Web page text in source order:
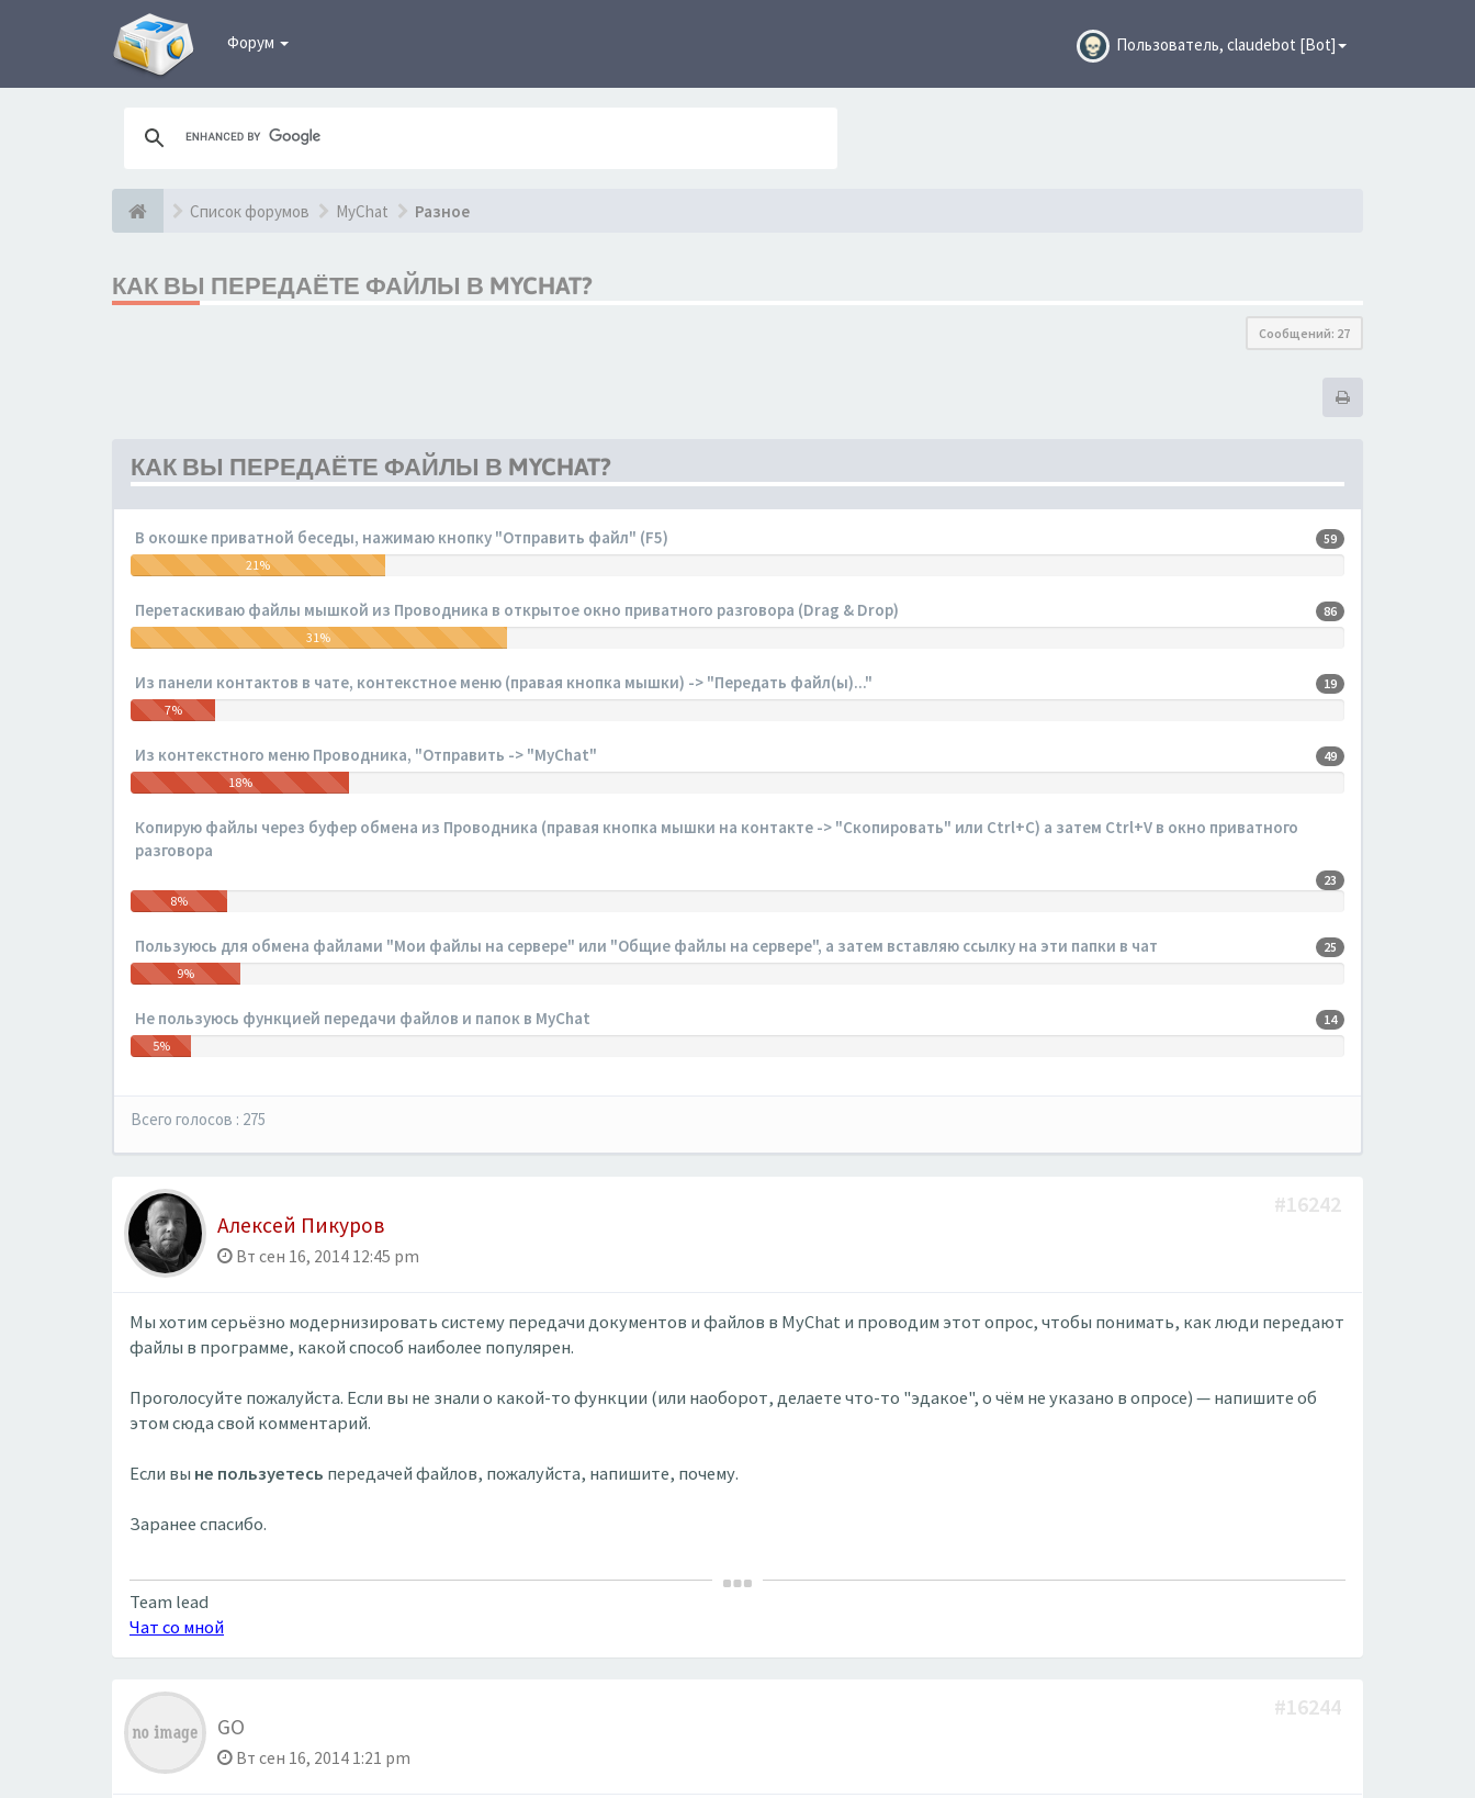
Форум Пользователь, claudebot [Bot]
Список форумов MyChat Разное
КАК ВЫ ПЕРЕДАЁТЕ ФАЙЛЫ В MYCHAT?
Сообщений: 27
КАК ВЫ ПЕРЕДАЁТЕ ФАЙЛЫ В MYCHAT?
В окошке приватной беседы, нажимаю кнопку "Отправить файл" (F5)
59
21%
Перетаскиваю файлы мышкой из Проводника в открытое окно приватного разговора (Drag & Drop)
86
31%
Из панели контактов в чате, контекстное меню (правая кнопка мышки) -> "Передать файл(ы)..."
19
7%
Из контекстного меню Проводника, "Отправить -> "MyChat"
49
18%
Копирую файлы через буфер обмена из Проводника (правая кнопка мышки на контакте -> "Скопировать" или Ctrl+C) а затем Ctrl+V в окно приватного
разговора
23
8%
Пользуюсь для обмена файлами "Мои файлы на сервере" или "Общие файлы на сервере", а затем вставляю ссылку на эти папки в чат
25
9%
Не пользуюсь функцией передачи файлов и папок в MyChat
14
5%
Всего голосов : 275
Алексей Пикуров
Вт сен 16, 2014 12:45 pm
#16242
Мы хотим серьёзно модернизировать систему передачи документов и файлов в MyChat и проводим этот опрос, чтобы понимать, как люди передают
файлы в программе, какой способ наиболее популярен.
Проголосуйте пожалуйста. Если вы не знали о какой-то функции (или наоборот, делаете что-то "эдакое", о чём не указано в опросе) — напишите об
этом сюда свой комментарий.
Если вы не пользуетесь передачей файлов, пожалуйста, напишите, почему.
Заранее спасибо.
Team lead
Чат со мной
GO
Вт сен 16, 2014 1:21 pm
#16244